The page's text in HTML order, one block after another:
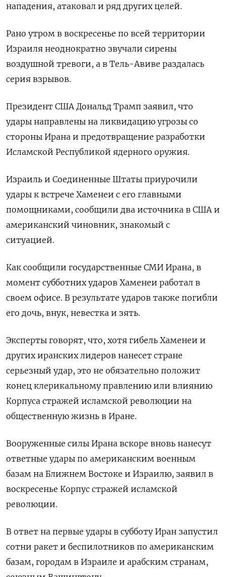
нападения, атаковал ‌и ряд других целей.
Рано утром в воскресенье по всей территории
Израиля неоднократно звучали сирены
воздушной тревоги, ​а в Тель-Авиве раздалась
серия взрывов.
Президент США Дональд Трамп заявил, что
удары ‌направлены на ликвидацию угрозы со
стороны Ирана и предотвращение разработки
Исламской Республикой ядерного оружия.
Израиль и ​Соединенные Штаты приурочили
удары к встрече Хаменеи с его главными
помощниками, сообщили два ‌источника в США и
американский чиновник, знакомый с
ситуацией.
Как сообщили государственные СМИ Ирана, в
момент субботних ударов Хаменеи работал в
своем офисе. В результате ударов ​также погибли
его дочь, внук, ​невестка и зять.
Эксперты ‌говорят, что, хотя гибель Хаменеи и
других иранских лидеров нанесет стране
серьезный удар, это ​не обязательно положит
конец клерикальному правлению или влиянию
Корпуса стражей исламской революции на
общественную жизнь в Иране.
Вооруженные силы Ирана вскоре вновь нанесут
ответные удары по американским военным
базам на Ближнем Востоке и Израилю, заявил в
воскресенье Корпус стражей исламской
революции.
В ответ на первые удары в субботу Иран запустил
сотни ракет и беспилотников по американским
базам, городам в Израиле и арабским странам, ​